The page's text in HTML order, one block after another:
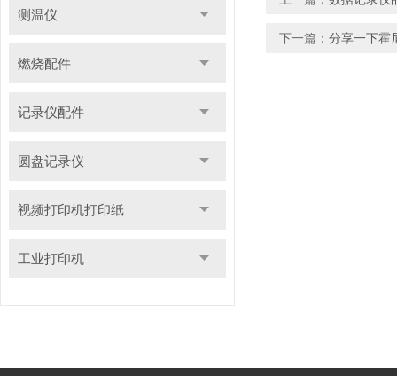
测温仪
燃烧配件
记录仪配件
圆盘记录仪
视频打印机打印纸
工业打印机
下一篇： 分享一下霍